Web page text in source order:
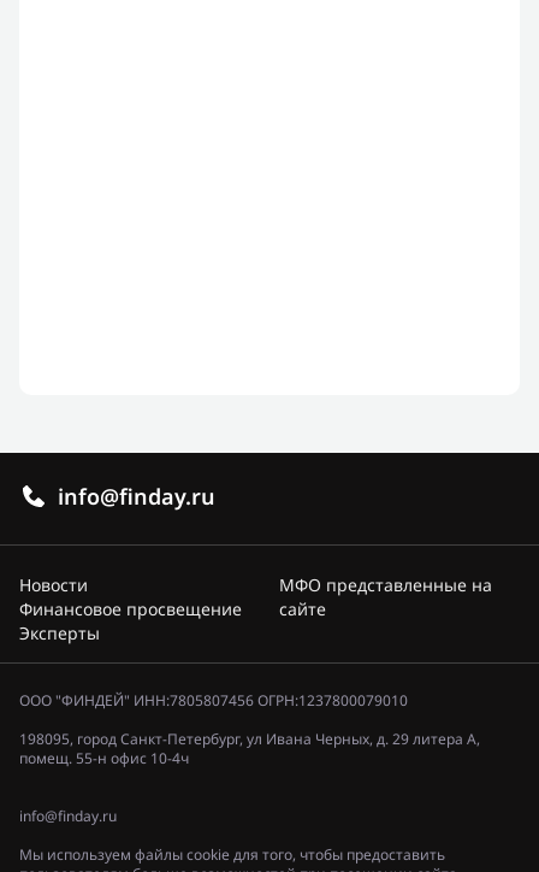
info@finday.ru
Новости
Финансовое просвещение
Эксперты
МФО представленные на
сайте
ООО "ФИНДЕЙ" ИНН:7805807456 ОГРН:1237800079010
198095, город Санкт-Петербург, ул Ивана Черных, д. 29 литера А,
помещ. 55-н офис 10-4ч
info@finday.ru
Мы используем файлы cookie для того, чтобы предоставить